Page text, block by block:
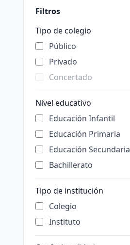
Filtros
Tipo de colegio
Público
Privado
Concertado
Nivel educativo
Educación Infantil
Educación Primaria
Educación Secundaria
Bachillerato
Tipo de institución
Colegio
Instituto